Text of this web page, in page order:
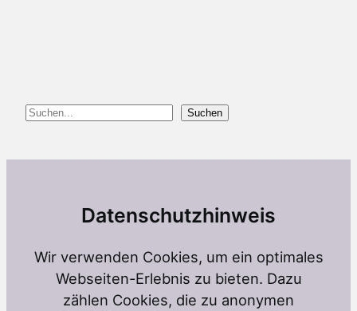
Suchen Suchen
Datenschutzhinweis
Wir verwenden Cookies, um ein optimales
Webseiten-Erlebnis zu bieten. Dazu
zählen Cookies, die zu anonymen